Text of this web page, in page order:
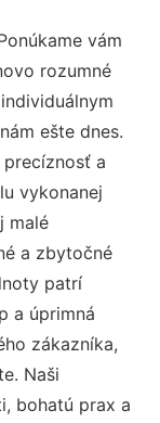
vám
rozumné
ešte dnes.
precíznosť a
vykonanej
malé
a zbytočné
patrí
a úprimná
zákazníka,
Naši
bohatú prax a